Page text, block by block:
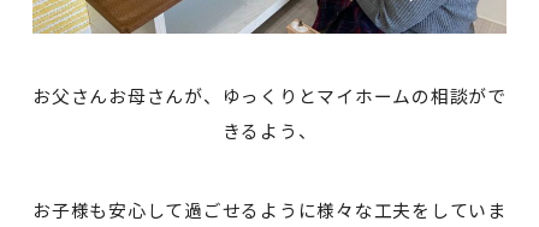
お父さんお母さんが、ゆっくりとマイホームの相談がで
きるよう、
お子様も安心して過ごせるように様々な工夫をしていま